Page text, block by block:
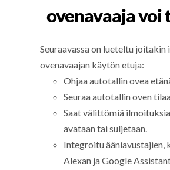
ovenavaaja voi
Seuraavassa on lueteltu
ovenavaajan käytön etuja:
Ohjaa autotallin ovea
Seuraa autotallin oven
Saat välittömiä
avataan tai suljetaan.
Integroitu ääniavustajien,
Alexan ja Google